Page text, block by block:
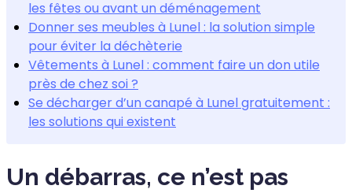
les fêtes ou avant un déménagement
Donner ses meubles à Lunel : la solution simple
pour éviter la déchèterie
Vêtements à Lunel : comment faire un don utile
près de chez soi ?
Se décharger d’un canapé à Lunel gratuitement :
les solutions qui existent
Un débarras, ce n’est pas